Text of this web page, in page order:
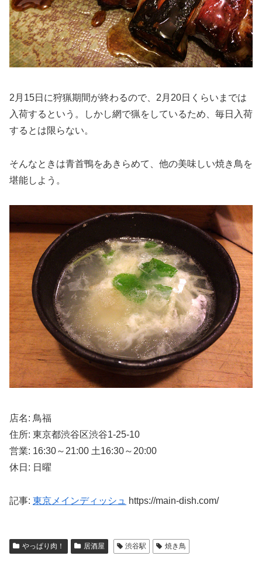
2月15日に狩猟期間が終わるので、2月20日くらいまでは
入荷するという。しかし網で猟をしているため、毎日入荷
するとは限らない。
そんなときは青首鴨をあきらめて、他の美味しい焼き鳥を
堪能しよう。
店名: 鳥福
住所: 東京都渋谷区渋谷1-25-10
営業: 16:30～21:00 土16:30～20:00
休日: 日曜
記事: 東京メインディッシュ https://main-dish.com/
やっぱり肉！ 居酒屋 渋谷駅 焼き鳥